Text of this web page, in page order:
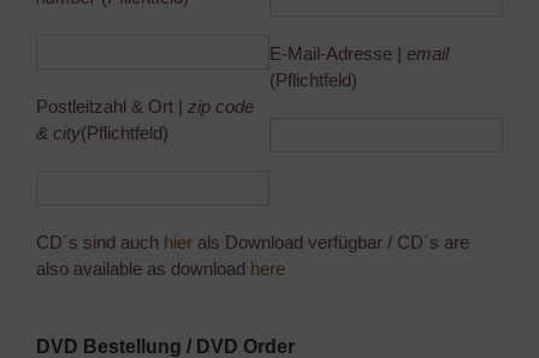
Postleitzahl & Ort | zip code
& city(Pflichtfeld)
E-Mail-Adresse | email
(Pflichtfeld)
CD´s sind auch hier als Download verfügbar / CD´s are
also available as download here
DVD Bestellung / DVD Order